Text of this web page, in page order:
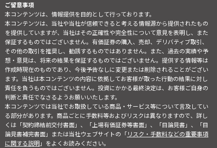
ご留意事項
本コンテンツは、情報提供を目的として行っております。
本コンテンツは、当社や当社が信頼できると考える情報源から提供されたもの
を提供していますが、当社はその正確性や完全性について意見を表明し、また
保証するものではございません。有価証券の購入、売却、デリバティブ取引、
その他の取引を推奨し、勧誘するものではありません。また、過去の実績や予
想・意見は、将来の結果を保証するものではございません。提供する情報等は
作成時現在のものであり、今後予告なしに変更または削除されることがござい
ます。当社は本コンテンツの内容に依拠してお客様が取った行動の結果に対し
責任を負うものではございません。投資にかかる最終決定は、お客様ご自身の
判断と責任でなさるようお願いいたします。
本コンテンツでは当社でお取扱している商品・サービス等について言及してい
る部分があります。商品ごとに手数料等およびリスクは異なりますので、詳し
くは「契約締結前交付書面」、「上場有価証券等書面」、「目論見書」、「目
論見書補完書面」または当社ウェブサイトの「リスク・手数料などの重要事項
に関する説明」をよくお読みください。